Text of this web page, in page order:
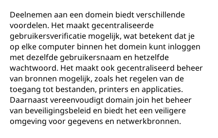
Deelnemen aan een domein biedt verschillende
voordelen. Het maakt gecentraliseerde
gebruikersverificatie mogelijk, wat betekent dat je
op elke computer binnen het domein kunt inloggen
met dezelfde gebruikersnaam en hetzelfde
wachtwoord. Het maakt ook gecentraliseerd beheer
van bronnen mogelijk, zoals het regelen van de
toegang tot bestanden, printers en applicaties.
Daarnaast vereenvoudigt domain join het beheer
van beveiligingsbeleid en biedt het een veiligere
omgeving voor gegevens en netwerkbronnen.